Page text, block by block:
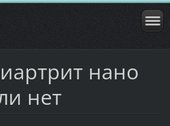
нано
нет